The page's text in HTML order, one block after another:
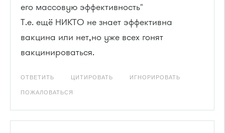
его массовую эффективность"
Т.е. ещё НИКТО не знает эффективна
вакцина или нет,но уже всех гонят
вакцинироваться.
ОТВЕТИТЬ ЦИТИРОВАТЬ ИГНОРИРОВАТЬ
ПОЖАЛОВАТЬСЯ